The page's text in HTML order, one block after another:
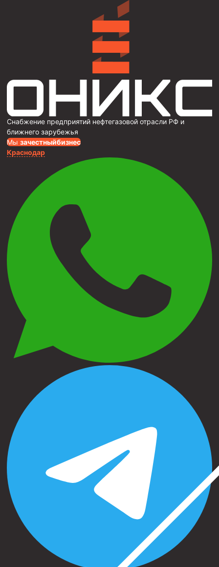
Снабжение предприятий нефтегазовой отрасли РФ и
ближнего зарубежья
Мы зачестныйбизнес
Краснодар